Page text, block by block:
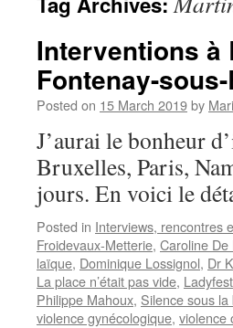
Interventions à
Fontenay-
Posted on 15 March 2019by
J’aurai le bonheur
Bruxelles, Paris,
jours. En voici le
Posted in Interviews, rencontres
Froidevaux-Metterie, Caroline De
laïque, Dominique Lossignol, Dr
La place n’était pas vide, Ladyfest
Philippe Mahoux, Silence sous la
violence gynécologique, violence